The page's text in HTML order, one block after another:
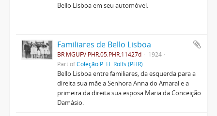
Bello Lisboa em seu automóvel.
Familiares de Bello Lisboa
BR MGUFV PHR.05.PHR.11427d
1924
Part ofColeção P. H. Rolfs (PHR)
Bello Lisboa entre familiares, da esquerda para a
direita sua mãe a Senhora Anna do Amaral e a
primeira da direita sua esposa Maria da Conceição
Damásio.